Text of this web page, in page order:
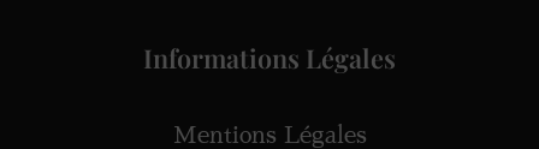
Informations Légales
Mentions Légales